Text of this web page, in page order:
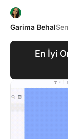
Garima Behal
En İyi